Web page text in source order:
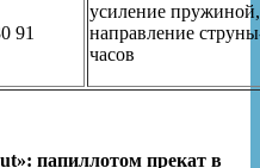
91
усиление пружиной,
направление
часов
папиллотом прекат в